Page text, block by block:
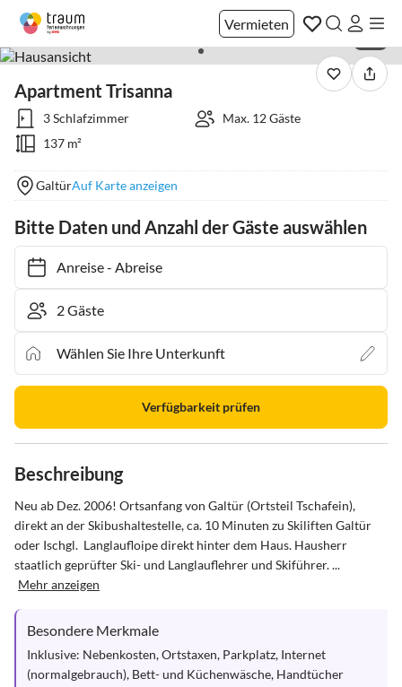
Vermieten
Apartment Trisanna
3 Schlafzimmer
Max. 12 Gäste
137 m²
GaltürAuf Karte anzeigen
Bitte Daten und Anzahl der Gäste auswählen
Anreise- Abreise
Verfügbarkeit prüfen
Beschreibung
Neu ab Dez. 2006! Ortsanfang von Galtür (Ortsteil Tschafein),
direkt an der Skibushaltestelle, ca. 10 Minuten zu Skiliften Galtür
oder Ischgl.  Langlaufloipe direkt hinter dem Haus. Hausherr
staatlich geprüfter Ski- und Langlauflehrer und Skiführer. ...
Mehr anzeigen
Besondere Merkmale
Inklusive: Nebenkosten, Ortstaxen, Parkplatz, Internet
(normalgebrauch), Bett- und Küchenwäsche, Handtücher